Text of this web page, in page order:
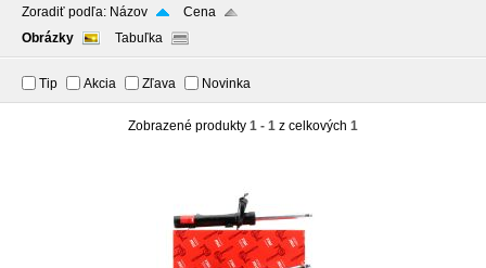
Zoradiť podľa: Názov
Cena
Obrázky
Tabuľka
Tip Akcia Zľava Novinka
Zobrazené produkty 1 - 1 z celkových 1